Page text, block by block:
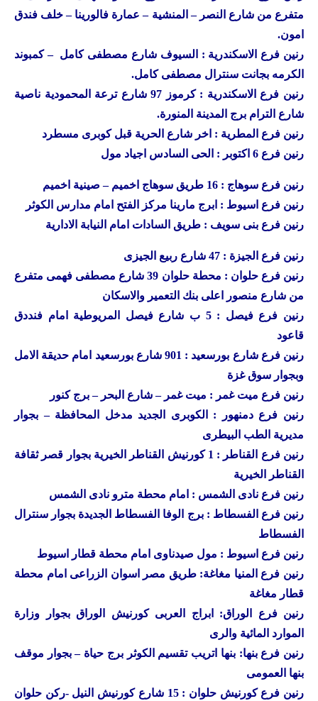
متفرع من شارع النصر – المنشية – عمارة فالورينا – خلف فندق
امون.
رنين فرع الاسكندرية : السيوف شارع مصطفى كامل – كمبوند
الكرمه بجانت سنترال مصطفى كامل.
رنين
فرع الاسكندرية : كرموز 97 شارع ترعة المحمودية ناصية
شارع الترام برج المدينة المنورة.
رنين فرع المطرية : اخر شارع الحرية قبل كوبرى مسطرد
رنين فرع 6 اكتوبر : الحى السادس اجياد مول
رنين فرع سوهاج : 16 طريق سوهاج اخميم – صينية اخميم
رنين فرع اسيوط : ابرج مارينا مركز الفتح امام مدارس الكوثر
رنين فرع بنى سويف : طريق السادات امام النيابة الادارية
رنين فرع الجيزة : 47 شارع ربيع الجيزى
رنين
فرع حلوان : محطة حلوان 39 شارع مصطفى فهمى متفرع
من شارع منصور اعلى بنك التعمير والاسكان
رنين
فرع فيصل : 5 ب شارع فيصل المريوطية امام فنددق
قاعود
رنين
فرع شارع بورسعيد : 901 شارع بورسعيد امام حديقة الامل
وبجوار سوق غزة
رنين فرع ميت غمر : ميت غمر – شارع البحر – برج كنور
رنين فرع دمنهور : الكوبرى الجديد مدخل المحافظة – بجوار
مديرية الطب البيطرى
رنين
فرع القناطر : 1 كورنيش القناطر الخيرية بجوار قصر ثقافة
القناطر الخيرية
رنين فرع نادى الشمس : امام محطة مترو نادى الشمس
رنين فرع الفسطاط : برج الوفا الفسطاط الجديدة بجوار سنترال
الفسطاط
رنين فرع اسيوط : مول صيدناوى امام محطة قطار اسيوط
رنين فرع المنيا مغاغة: طريق مصر اسوان الزراعى امام محطة
قطار مغاغة
رنين فرع الوراق: ابراج العربى كورنيش الوراق بجوار وزارة
الموارد المائية والرى
رنين فرع بنها: بنها اتريب تقسيم الكوثر برج حياة – بجوار موقف
بنها العمومى
رنين فرع كورنيش حلوان : 15 شارع كورنيش النيل -ركن حلوان